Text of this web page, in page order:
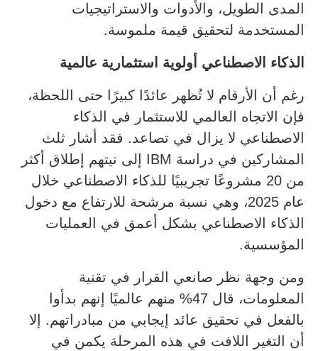
المدى الطويل، والأدوات والاستراتيجيات
المستخدمة لتحقيق قيمة ملموسة.
الذكاء الاصطناعي أولوية استثمارية عالمية
رغم أن الأرقام لا تُظهر عائدًا كبيرًا حتى اللحظة،
فإن الاتجاه العالمي للاستثمار في الذكاء
الاصطناعي لا يزال في تصاعد. فقد أشار ثلث
المشاركين في دراسة IBM إلى نيتهم إطلاق أكثر
من 20 مشروعًا تجريبيًا للذكاء الاصطناعي خلال
عام 2025، وهي نسبة مرشحة للارتفاع مع دخول
الذكاء الاصطناعي بشكل أعمق في العمليات
المؤسسية.
ومن وجهة نظر صانعي القرار في تقنية
المعلومات، قال 47% منهم عالميًا إنهم بدأوا
بالفعل في تحقيق عائد إيجابي من مبادراتهم. إلا
أن التغير اللافت في هذه المرحلة يكمن في